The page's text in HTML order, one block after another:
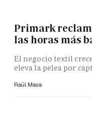
Primark
las horas más
El negocio textil
eleva la pelea por
Raúl Masa